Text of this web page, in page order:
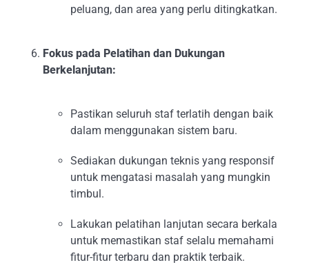
peluang, dan area yang perlu ditingkatkan.
Fokus pada Pelatihan dan Dukungan
Berkelanjutan:
Pastikan seluruh staf terlatih dengan baik
dalam menggunakan sistem baru.
Sediakan dukungan teknis yang responsif
untuk mengatasi masalah yang mungkin
timbul.
Lakukan pelatihan lanjutan secara berkala
untuk memastikan staf selalu memahami
fitur-fitur terbaru dan praktik terbaik.